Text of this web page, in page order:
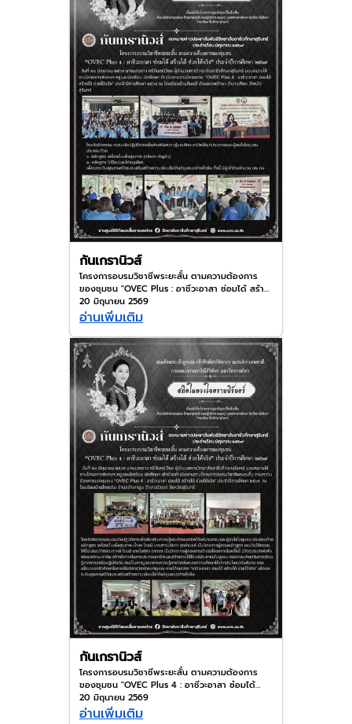
กันเกรานิวส์
โครงการอบรมวิชาชีพระยะสั้น ตามความต้องการ
ของชุมชน "OVEC Plus : อาชีวะอาสา ซ่อมได้ สร้าง
ได้ ช่วยได้จริง" ประจำปีการศึกษา 2569
20 มิถุนายน 2569
อ่านเพิ่มเติม
กันเกรานิวส์
โครงการอบรมวิชาชีพระยะสั้น ตามความต้องการ
ของชุมชน "OVEC Plus 4 : อาชีวะอาสา ซ๋อมได้
สร้างได้ ช่วยจริง" ประจำปีการศึกษา 2569
20 มิถุนายน 2569
อ่านเพิ่มเติม